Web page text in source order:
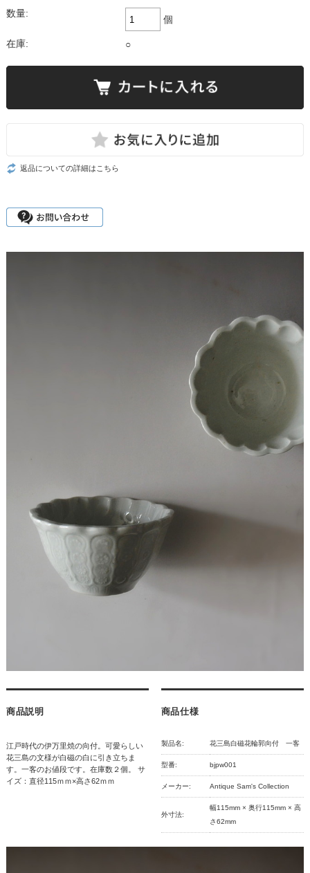
数量:
個
在庫: ○
返品についての詳細はこちら
商品説明
江戸時代の伊万里焼の向付。可愛らしい
花三島の文様が白磁の白に引き立ちま
す。一客のお値段です。在庫数２個。 サ
イズ：直径115ｍｍ×高さ62ｍｍ
商品仕様
製品名: 花三島白磁花輪郭向付 一客
型番: bjpw001
メーカー: Antique Sam's Collection
外寸法:
幅115mm × 奥行115mm × 高
さ62mm